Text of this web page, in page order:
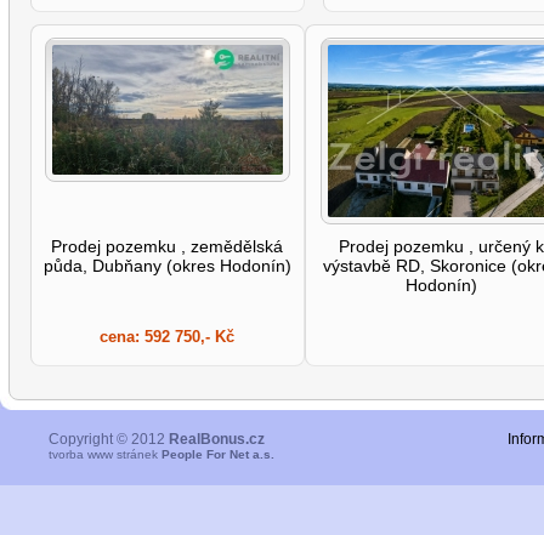
Prodej pozemku , zemědělská
půda, Dubňany (okres Hodonín)
cena:592 750,- Kč
Prodej pozemku , určený k
výstavbě RD, Skoronice
Hodonín)
Copyright © 2012 RealBonus.cz
tvorba www stránek People For Net a.s.